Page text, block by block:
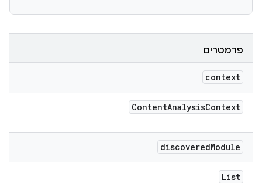
פרמטרים
context
ContentAnalysisContext
discoveredModule
List